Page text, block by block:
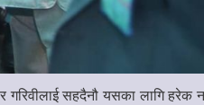
सहदैनौ यसका लागि हरेक